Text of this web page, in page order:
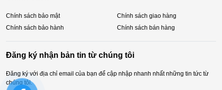
Chính sách bảo mật
Chính sách giao hàng
Chính sách bảo hành
Chính sách bán hàng
Đăng ký nhận bản tin từ chúng tôi
Đăng ký với địa chỉ email của bạn để cập nhập nhanh nhất những tin tức từ
chúng tôi.